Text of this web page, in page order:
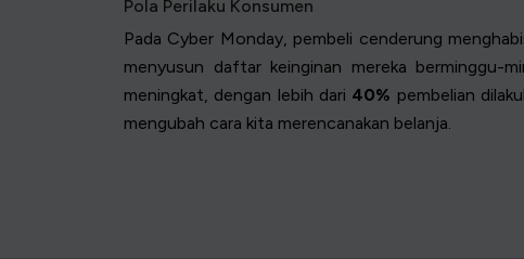
Pola Perilaku Konsumen
Pada Cyber Monday, pembeli cenderung
menyusun daftar keinginan mereka berminggu-
meningkat, dengan lebih dari 40% pembelian
mengubah cara kita merencanakan belanja.